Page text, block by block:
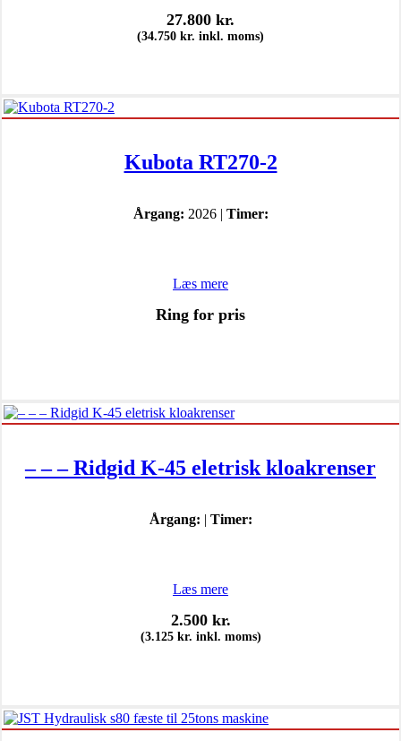
27.800 kr.
(34.750 kr. inkl. moms)
Kubota RT270-2
Årgang: 2026 | Timer:
Læs mere
Ring for pris
– – – Ridgid K-45 eletrisk kloakrenser
Årgang: | Timer:
Læs mere
2.500 kr.
(3.125 kr. inkl. moms)